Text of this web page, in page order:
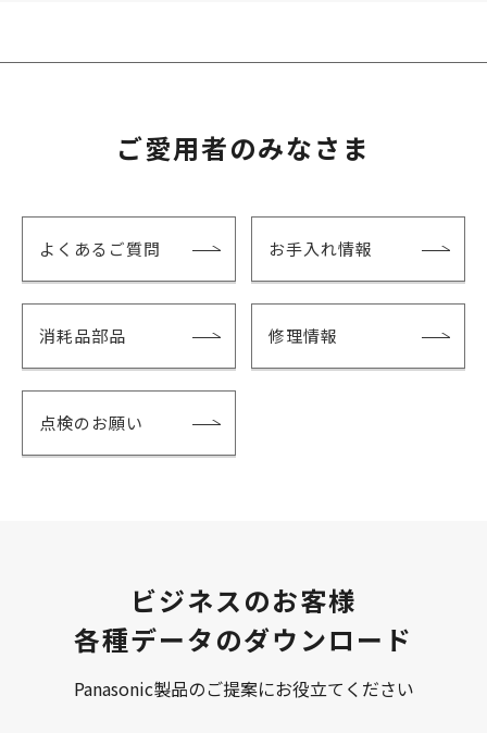
ご愛用者のみなさま
よくあるご質問 お手入れ情報
消耗品部品 修理情報
点検のお願い
ビジネスのお客様
各種データのダウンロード
Panasonic製品のご提案にお役立てください